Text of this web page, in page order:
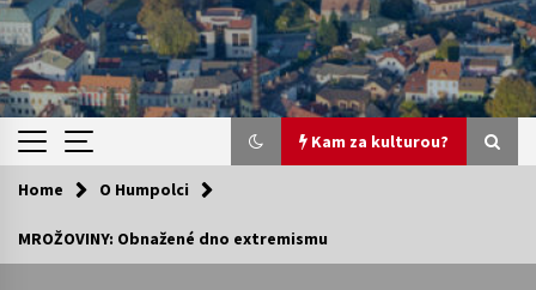
Kam za kulturou?
Kam za kulturou?
Home O Humpolci
MROŽOVINY: Obnažené dno extremismu